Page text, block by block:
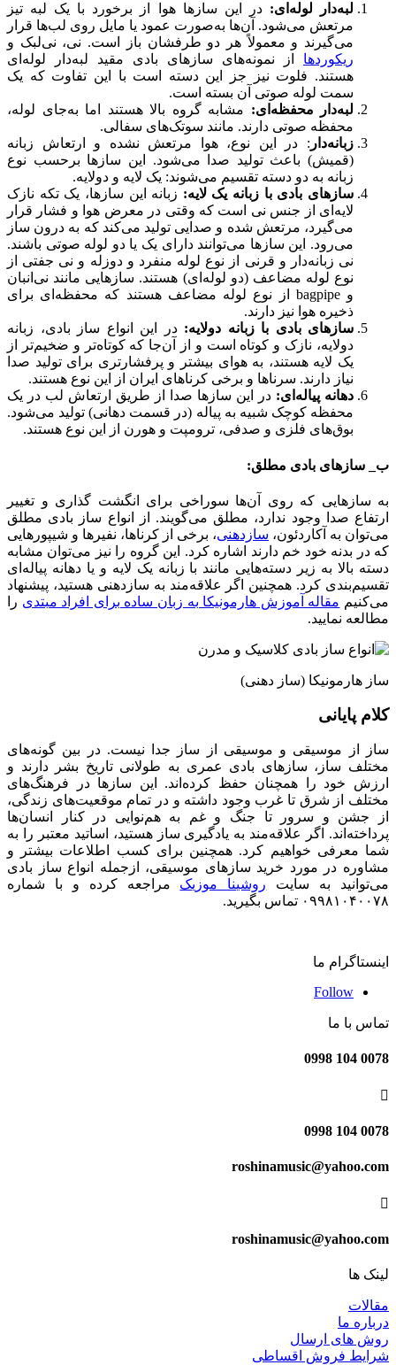
لبه‌دار لوله‌ای: در این سازها هوا از برخورد با یک لبه تیز
مرتعش می‌شود. آن‌ها به‌صورت عمود یا مایل روی لب‌ها قرار
می‌گیرند و معمولاً هر دو طرفشان باز است. نی، نی‌لبک و
ریکوردها از نمونه‌های سازهای بادی مقید لبه‌دار لوله‌ای
هستند. فلوت نیز جز این دسته است با این تفاوت که یک
سمت لوله صوتی آن بسته است.
لبه‌دار محفظه‌ای: مشابه گروه بالا هستند اما به‌جای لوله،
محفظه صوتی دارند. مانند سوتک‌های سفالی.
زبانه‌دار : در این نوع، هوا مرتعش نشده و ارتعاش زبانه
(قمیش) باعث تولید صدا می‌شود. این سازها برحسب نوع
زبانه به دو دسته تقسیم می‌شوند: یک لایه و دولایه.
سازهای بادی با زبانه یک لایه: زبانه این سازها، یک تکه نازک
لایه‌ای از جنس نی است که وقتی در معرض هوا و فشار قرار
می‌گیرد، مرتعش شده و صدایی تولید می‌کند که به درون ساز
می‌رود. این سازها می‌توانند دارای یک یا دو لوله صوتی باشند.
نی زبانه‌دار و قرنی از نوع لوله منفرد و دوزله و نی جفتی از
نوع لوله مضاعف (دو لوله‌ای) هستند. سازهایی مانند نی‌انبان
و bagpipe از نوع لوله مضاعف هستند که محفظه‌ای برای
ذخیره هوا نیز دارند.
سازهای بادی با زبانه دولایه: در این انواع ساز بادی، زبانه
دولایه، نازک و کوتاه است و از آن‌جا که کوتاه‌تر و ضخیم‌تر از
یک لایه هستند، به هوای بیشتر و پرفشارتری برای تولید صدا
نیاز دارند. سرناها و برخی کرناهای ایران از این نوع هستند.
دهانه پیاله‌ای: در این سازها صدا از طریق ارتعاش لب در یک
محفظه کوچک شبیه به پیاله (در قسمت دهانی) تولید می‌شود.
بوق‌های فلزی و صدفی، ترومپت و هورن از این نوع هستند.
ب_ سازهای بادی مطلق:
به سازهایی که روی آن‌ها سوراخی برای انگشت ‌گذاری و تغییر
ارتفاع صدا وجود ندارد، مطلق می‌گویند. از انواع ساز بادی مطلق
می‌توان به آکاردئون، سازدهنی، برخی از کرناها، نفیرها و شیپورهایی
که در بدنه خود خم دارند اشاره کرد. این گروه را نیز می‌توان مشابه
دسته بالا به زیر دسته‌هایی مانند با زبانه یک لایه و یا دهانه پیاله‌ای
تقسیم‌بندی کرد. همچنین اگر علاقه‌مند به سازدهنی هستید، پیشنهاد
می‌کنیم مقاله آموزش هارمونیکا به زبان ساده برای افراد مبتدی را
مطالعه نمایید.
ساز هارمونیکا (ساز دهنی)
کلام پایانی
ساز از موسیقی و موسیقی از ساز جدا نیست. در بین گونه‌های
مختلف ساز، سازهای بادی عمری به طولانی تاریخ بشر دارند و
ارزش خود را همچنان حفظ کرده‌اند. این سازها در فرهنگ‌های
مختلف از شرق تا غرب وجود داشته و در تمام موقعیت‌های زندگی،
از جشن و سرور تا جنگ و غم به هم‌نوایی در کنار انسان‌ها
پرداخته‌اند. اگر علاقه‌مند به یادگیری ساز هستید، اساتید معتبر را به
شما معرفی خواهیم کرد. همچنین برای کسب اطلاعات بیشتر و
مشاوره در مورد خرید سازهای موسیقی، ازجمله انواع ساز بادی
می‌توانید به سایت روشینا موزیک مراجعه کرده و با شماره
۰۹۹۸۱۰۴۰۰۷۸ تماس بگیرید.
اینستاگرام ما
Follow
تماس با ما
0078 104 0998

0078 104 0998
roshinamusic@yahoo.com

roshinamusic@yahoo.com
لینک ها
مقالات
درباره ما
روش های ارسال
شرایط فروش اقساطی